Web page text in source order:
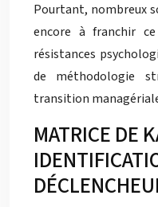
Pourtant, nombreux
encore à franchir
résistances
de méthodologie
transition
MATRICE DE